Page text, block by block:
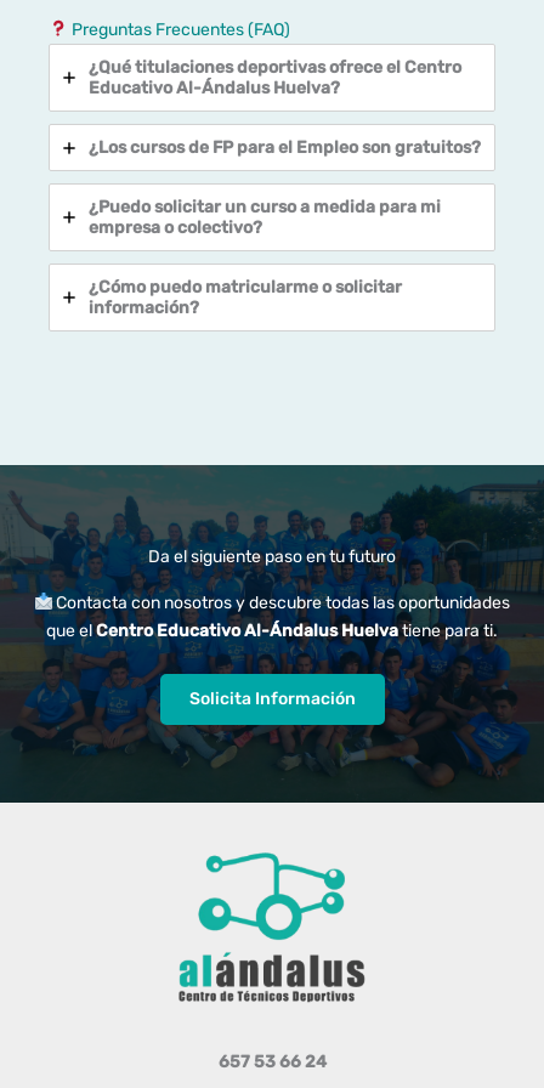
Preguntas Frecuentes (FAQ)
¿Qué titulaciones deportivas ofrece el Centro
Educativo Al-Ándalus Huelva?
¿Los cursos de FP para el Empleo son gratuitos?
¿Puedo solicitar un curso a medida para mi
empresa o colectivo?
¿Cómo puedo matricularme o solicitar
información?
Da el siguiente paso en tu futuro
Contacta con nosotros y descubre todas las oportunidades
que elCentro Educativo Al-Ándalus Huelvatiene para ti.
Solicita Información
657 53 66 24